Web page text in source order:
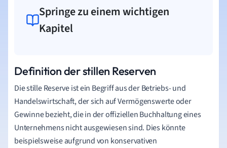
Springe zu einem wichtigen
Kapitel
Definition der stillen Reserven
Die stille Reserve ist ein Begriff aus der Betriebs- und
Handelswirtschaft, der sich auf Vermögenswerte oder
Gewinne bezieht, die in der offiziellen Buchhaltung eines
Unternehmens nicht ausgewiesen sind. Dies könnte
beispielsweise aufgrund von konservativen